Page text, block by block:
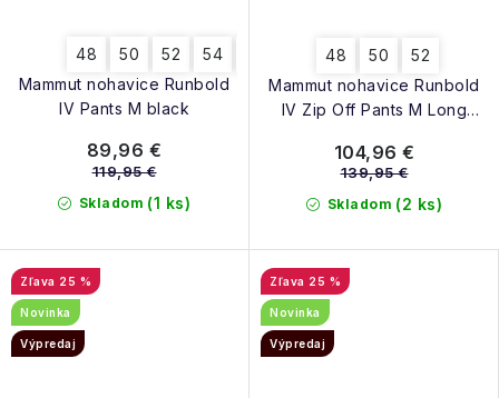
Mammut nohavice Runbold
IV Pants M black
48 50 52 54
Skladom (1 ks)
89,96 €
119,95 €
Mammut nohavice Runbold
IV Zip Off Pants M Long
48 50 52
Skladom (2 ks)
104,96 €
139,95 €
25 %
Novinka
Výpredaj
25 %
Novinka
Výpredaj